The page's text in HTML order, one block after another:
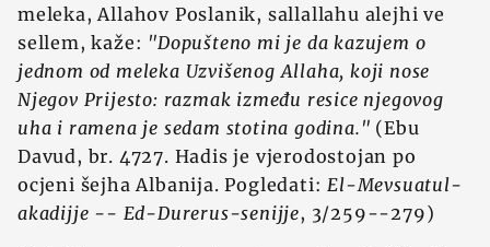
meleka, Allahov Poslanik, sallallahu alejhi ve
sellem, kaže: "Dopušteno mi je da kazujem o
jednom od meleka Uzvišenog Allaha, koji nose
Njegov Prijesto: razmak između resice njegovog
uha i ramena je sedam stotina godina." (Ebu
Davud, br. 4727. Hadis je vjerodostojan po
ocjeni šejha Albanija. Pogledati:El-Mevsuatul-
akadijje -- Ed-Durerus-senijje, 3/259--279)